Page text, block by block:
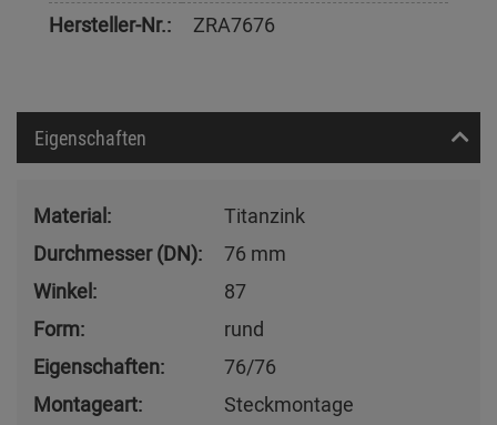
Hersteller-Nr.: ZRA7676
Eigenschaften
Material:
Titanzink
Durchmesser (DN):
76 mm
Winkel:
87
Form:
rund
Eigenschaften:
76/76
Montageart:
Steckmontage